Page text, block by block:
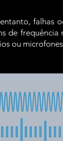
falhas
de
ou